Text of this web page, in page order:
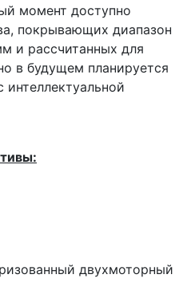
момент доступно
покрывающих диапазон
и рассчитанных для
в будущем планируется
двухмоторный